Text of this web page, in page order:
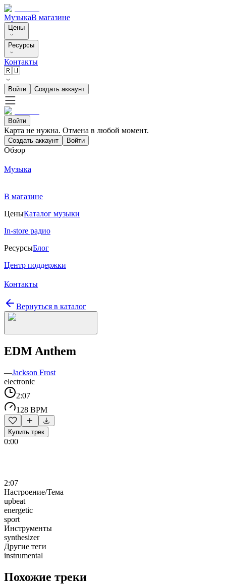
МузыкаВ магазине
Цены
Ресурсы
Контакты
🇷🇺
Войти Создать аккаунт
Войти
Карта не нужна. Отмена в любой момент.
Создать аккаунт Войти
Обзор
Музыка
В магазине
ЦеныКаталог музыки
In-store радио
РесурсыБлог
Центр поддержки
Контакты
Вернуться в каталог
EDM Anthem
—Jackson Frost
electronic
2:07
128 BPM
Купить трек
0:00
2:07
Настроение/Тема
upbeat
energetic
sport
Инструменты
synthesizer
Другие теги
instrumental
Похожие треки